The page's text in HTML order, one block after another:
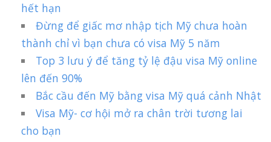
hết hạn
Đừng để giấc mơ nhập tịch Mỹ chưa hoàn
thành chỉ vì bạn chưa có visa Mỹ 5 năm
Top 3 lưu ý để tăng tỷ lệ đậu visa Mỹ online
lên đến 90%
Bắc cầu đến Mỹ bằng visa Mỹ quá cảnh Nhật
Visa Mỹ- cơ hội mở ra chân trời tương lai
cho bạn